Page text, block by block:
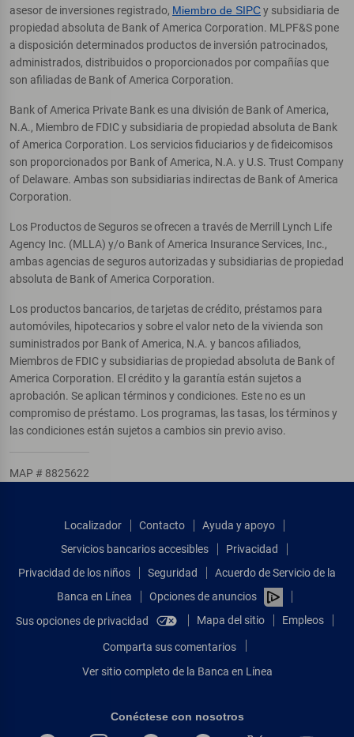
asesor de inversiones registrado, Miembro de SIPCy subsidiaria de
propiedad absoluta de Bank of America Corporation. MLPF&S pone
a disposición determinados productos de inversión patrocinados,
administrados, distribuidos o proporcionados por compañías que
son afiliadas de Bank of America Corporation.
Bank of America Private Bank es una división de Bank of America,
N.A., Miembro de FDIC y subsidiaria de propiedad absoluta de Bank
of America Corporation. Los servicios fiduciarios y de fideicomisos
son proporcionados por Bank of America, N.A. y U.S. Trust Company
of Delaware. Ambas son subsidiarias indirectas de Bank of America
Corporation.
Los Productos de Seguros se ofrecen a través de Merrill Lynch Life
Agency Inc. (MLLA) y/o Bank of America Insurance Services, Inc.,
ambas agencias de seguros autorizadas y subsidiarias de propiedad
absoluta de Bank of America Corporation.
Los productos bancarios, de tarjetas de crédito, préstamos para
automóviles, hipotecarios y sobre el valor neto de la vivienda son
suministrados por Bank of America, N.A. y bancos afiliados,
Miembros de FDIC y subsidiarias de propiedad absoluta de Bank of
America Corporation. El crédito y la garantía están sujetos a
aprobación. Se aplican términos y condiciones. Este no es un
compromiso de préstamo. Los programas, las tasas, los términos y
las condiciones están sujetos a cambios sin previo aviso.
MAP # 8825622
Localizador Contacto
Ayuda y apoyo
Servicios bancarios accesibles
Privacidad
Privacidad de los niños
Seguridad
Acuerdo de Servicio de la
Banca en Línea
Opciones de anuncios
Sus opciones de privacidad
Mapa del sitio Empleos
Comparta sus comentarios
Ver sitio completo de la Banca en Línea
Conéctese con nosotros